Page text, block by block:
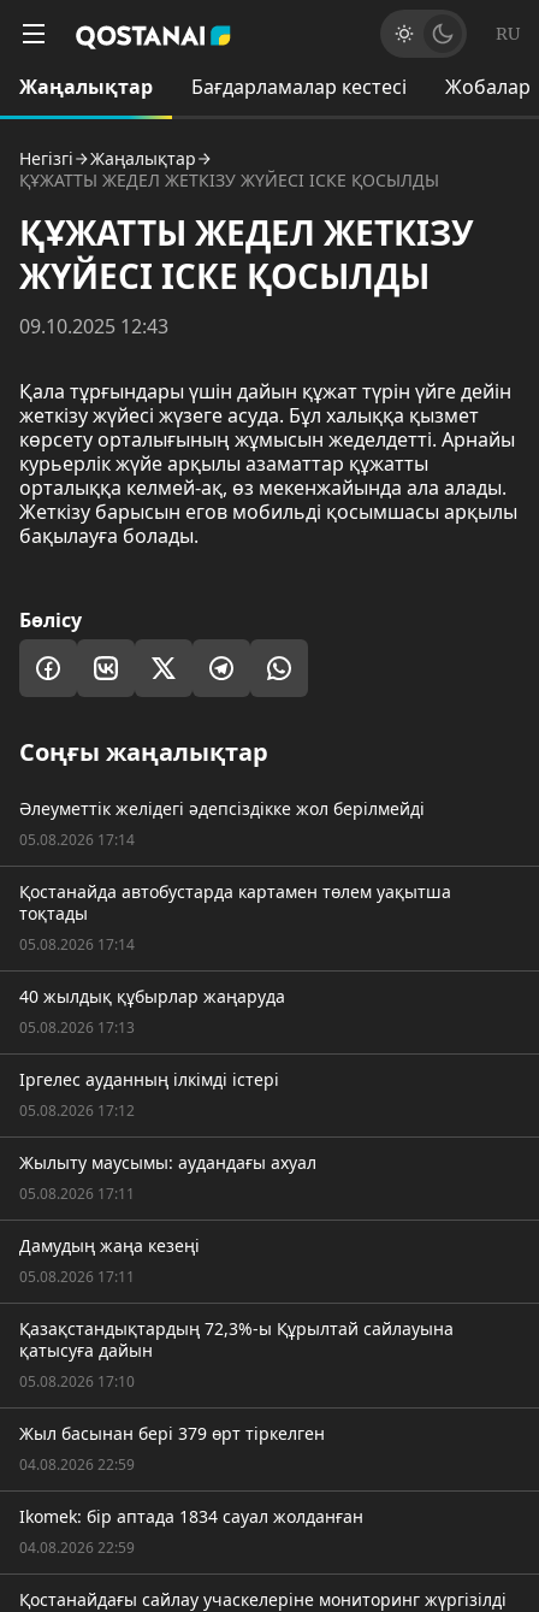
RU
Жаңалықтар Бағдарламалар кестесі Жобалар
Негізгі
Жаңалықтар
ҚҰЖАТТЫ ЖЕДЕЛ ЖЕТКІЗУ ЖҮЙЕСІ ІСКЕ ҚОСЫЛДЫ
ҚҰЖАТТЫ ЖЕДЕЛ ЖЕТКІЗУ
ЖҮЙЕСІ ІСКЕ ҚОСЫЛДЫ
09.10.2025 12:43
Қала тұрғындары үшін дайын құжат түрін үйге дейін
жеткізу жүйесі жүзеге асуда. Бұл халыққа қызмет
көрсету орталығының жұмысын жеделдетті. Арнайы
курьерлік жүйе арқылы азаматтар құжатты
орталыққа келмей-ақ, өз мекенжайында ала алады.
Жеткізу барысын егов мобильді қосымшасы арқылы
бақылауға болады.
Бөлісу
Соңғы жаңалықтар
Әлеуметтік желідегі әдепсіздікке жол берілмейді
05.08.2026 17:14
Қостанайда автобустарда картамен төлем уақытша
тоқтады
05.08.2026 17:14
40 жылдық құбырлар жаңаруда
05.08.2026 17:13
Іргелес ауданның ілкімді істері
05.08.2026 17:12
Жылыту маусымы: аудандағы ахуал
05.08.2026 17:11
Дамудың жаңа кезеңі
05.08.2026 17:11
Қазақстандықтардың 72,3%-ы Құрылтай сайлауына
қатысуға дайын
05.08.2026 17:10
Жыл басынан бері 379 өрт тіркелген
04.08.2026 22:59
Ikomek: бір аптада 1834 сауал жолданған
04.08.2026 22:59
Қостанайдағы сайлау учаскелеріне мониторинг жүргізілді